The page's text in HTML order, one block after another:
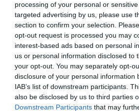
processing of your personal or
targeted advertising by us, please use
section to confirm your selection.
opt-out request is processed you may
interest-based ads based on personal
us or personal information disclosed to
your opt-out. You may separately opt-
disclosure of your personal information
IAB’s list of downstream participants.
also be disclosed by us to third parties
Downstream Participants that may
Newsletter
Κάθε βδομάδα στο e-mail σας τα
την Τέχνη και τον Πολιτισμό!
Ακολουθήστε το